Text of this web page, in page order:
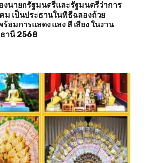
นายกรัฐมนตรีและรัฐมนตรีว่าการ
ม เป็นประธานในพิธีฉลองถ้วย
อมการแสดง แสง สี เสียง ในงาน
านี 2568